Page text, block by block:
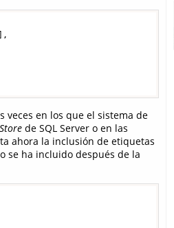
veces en los que el sistema de
de SQL Server o en las
ahora la inclusión de etiquetas
se ha incluido después de la